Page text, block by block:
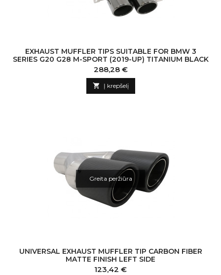
EXHAUST MUFFLER TIPS SUITABLE FOR BMW 3
SERIES G20 G28 M-SPORT (2019-UP) TITANIUM BLACK
Kaina
288,28 €
 Į krepšelį
Greita peržiūra
UNIVERSAL EXHAUST MUFFLER TIP CARBON FIBER
MATTE FINISH LEFT SIDE
Kaina
123,42 €